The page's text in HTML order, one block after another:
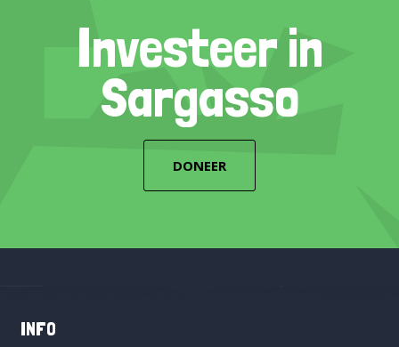
Investeer in
Sargasso
DONEER
INFO